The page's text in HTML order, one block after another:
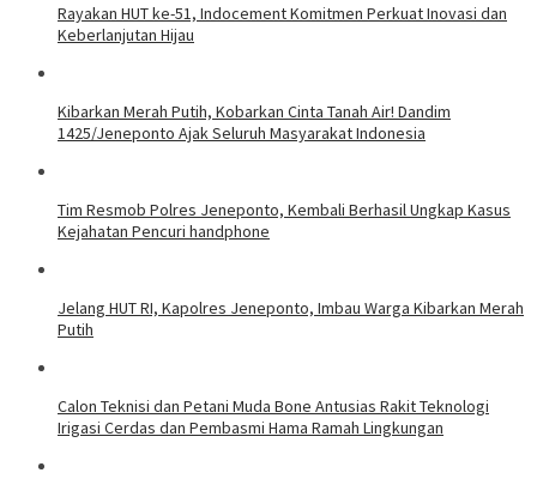
Rayakan HUT ke-51, Indocement Komitmen Perkuat Inovasi dan
Keberlanjutan Hijau
Kibarkan Merah Putih, Kobarkan Cinta Tanah Air! Dandim
1425/Jeneponto Ajak Seluruh Masyarakat Indonesia
Tim Resmob Polres Jeneponto, Kembali Berhasil Ungkap Kasus
Kejahatan Pencuri handphone
Jelang HUT RI, Kapolres Jeneponto, Imbau Warga Kibarkan Merah
Putih
Calon Teknisi dan Petani Muda Bone Antusias Rakit Teknologi
Irigasi Cerdas dan Pembasmi Hama Ramah Lingkungan